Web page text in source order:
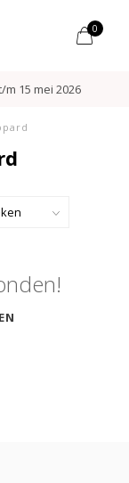
0
15 mei 2026